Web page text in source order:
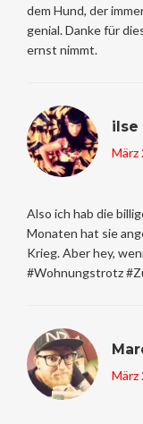
dem Hund, der
genial. Danke für
ernst nimmt.
ilse
März
Also ich hab die
Monaten hat sie
Krieg. Aber hey,
#Wohnungstrotz
März